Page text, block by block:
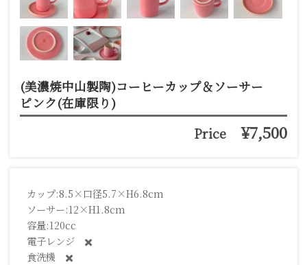
(美濃焼中山製陶)コーヒーカップ＆ソーサー
ピンク(在庫限り)
Price ¥7,500
カップ:8.5×口径5.7×H6.8cm
ソーサー:12×H1.8cm
容量:120cc
電子レンジ ✖️
食洗機 ✖️